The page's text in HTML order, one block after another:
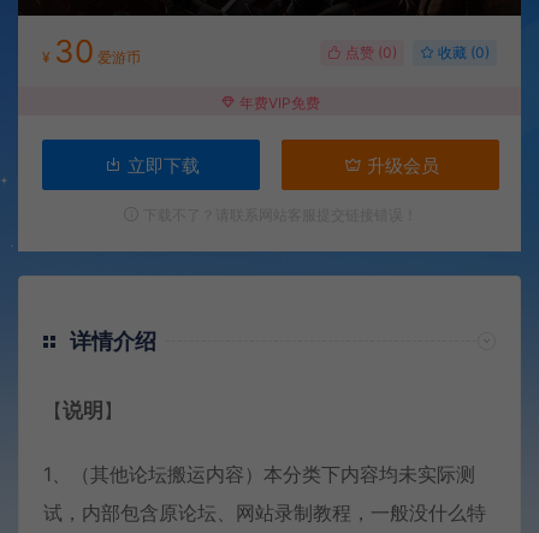
¥ 30 爱游币 点赞 (0) 收藏 (0)
年费VIP免费
立即下载 升级会员
详情介绍
【说明 】
1、（其他论坛搬运内容）本分类下内容均未实际测
试，内部包含原论坛、网站录制教程，一般没什么特